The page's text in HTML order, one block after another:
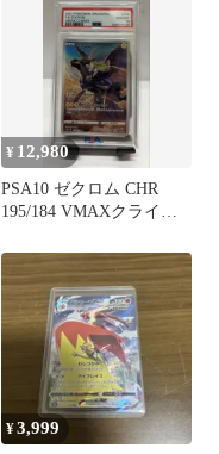
¥ 12,980
PSA10 ゼクロム CHR
195/184 VMAXクライマ
¥3,999